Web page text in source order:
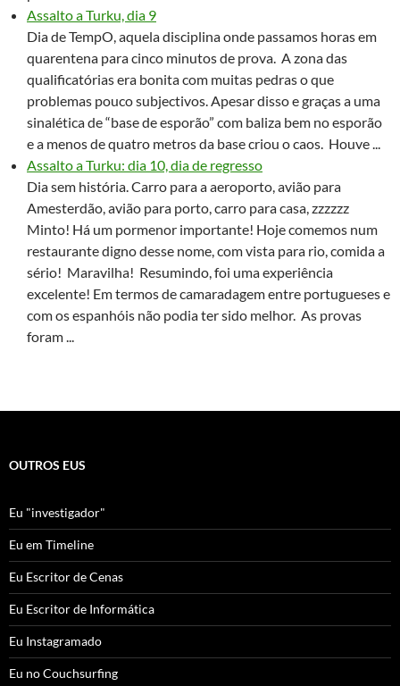
Assalto a Turku, dia 9
Dia de TempO, aquela disciplina onde passamos horas em
quarentena para cinco minutos de prova. A zona das
qualificatórias era bonita com muitas pedras o que
problemas pouco subjectivos. Apesar disso e graças a uma
sinalética de “base de esporão” com baliza bem no esporão
e a menos de quatro metros da base criou o caos. Houve ...
Assalto a Turku: dia 10, dia de regresso
Dia sem história. Carro para a aeroporto, avião para
Amesterdão, avião para porto, carro para casa, zzzzzz
Minto! Há um pormenor importante! Hoje comemos num
restaurante digno desse nome, com vista para rio, comida a
sério! Maravilha! Resumindo, foi uma experiência
excelente! Em termos de camaradagem entre portugueses e
com os espanhóis não podia ter sido melhor. As provas
foram ...
OUTROS EUS
Eu "investigador"
Eu em Timeline
Eu Escritor de Cenas
Eu Escritor de Informática
Eu Instagramado
Eu no Couchsurfing